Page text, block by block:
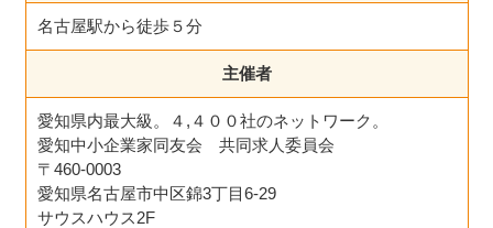
名古屋駅から徒歩５分
主催者
愛知県内最大級。４,４００社のネットワーク。
愛知中小企業家同友会 共同求人委員会
〒460-0003
愛知県名古屋市中区錦3丁目6-29
サウスハウス2F